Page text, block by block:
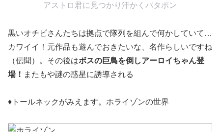
アストロ君に見つかり汗かくパタポン
黒いオチビさんたちは拠点で隊列を組んで何かしていて…
カワイイ！元作品も遊んでおきたいな、名作らしいですね
（伝聞）。その後はボスの巨鳥を倒しアーロイちゃん登
場！ またもや謎の惑星に誘導される
♦トールネックがみえます。ホライゾンの世界